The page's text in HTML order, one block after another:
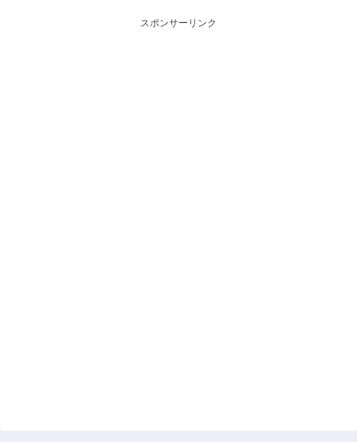
制(注意喚起・申込停止)など、空
売り関連情報を集計し、図解で
スポンサーリンク